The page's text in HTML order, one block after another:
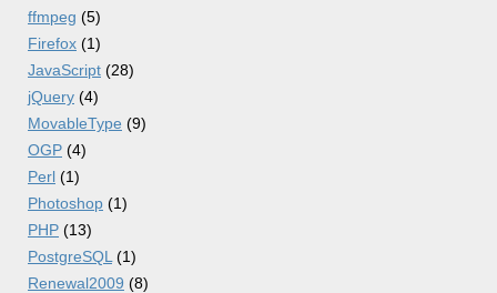
ffmpeg (5)
Firefox (1)
JavaScript (28)
jQuery (4)
MovableType (9)
OGP (4)
Perl (1)
Photoshop (1)
PHP (13)
PostgreSQL (1)
Renewal2009 (8)